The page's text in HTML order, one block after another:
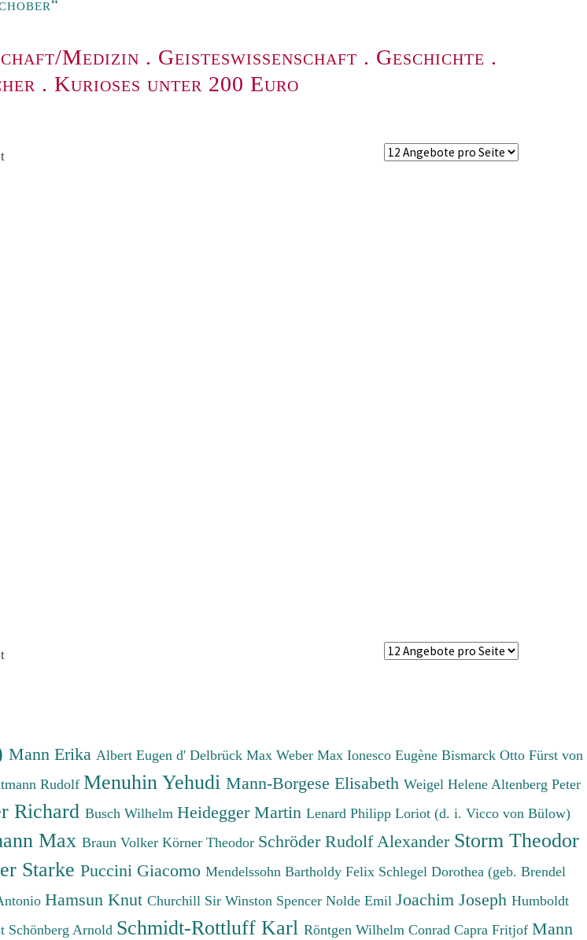
Medizin . Geisteswissenschaft . Geschichte .
. Kurioses unter 200 Euro
Mann Erika Albert Eugen d'Delbrück MaxWeber MaxIonesco EugèneBismarck Otto Fürst von
Rudolf Menuhin Yehudi Mann-Borgese Elisabeth Weigel Helene Altenberg Peter
Richard Busch Wilhelm Heidegger Martin Lenard Philipp Loriot (d. i. Vicco von Bülow)
Max Braun Volker Körner Theodor Schröder Rudolf Alexander Storm Theodor
Starke Puccini Giacomo Mendelssohn Bartholdy Felix Schlegel Dorothea (geb. Brendel
Hamsun Knut Churchill Sir Winston Spencer Nolde Emil Joachim Joseph Humboldt
Schönberg Arnold Schmidt-Rottluff Karl Röntgen Wilhelm Conrad Capra Fritjof Mann